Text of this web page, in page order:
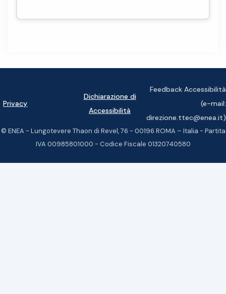
Privacy
Dichiarazione di
Accessibilità
Feedback Accessibilità
(e-mail:
direzione.ttec@enea.it)
© ENEA - Lungotevere Thaon di Revel, 76 - 00196 ROMA – Italia - Partita
IVA 00985801000 - Codice Fiscale 01320740580